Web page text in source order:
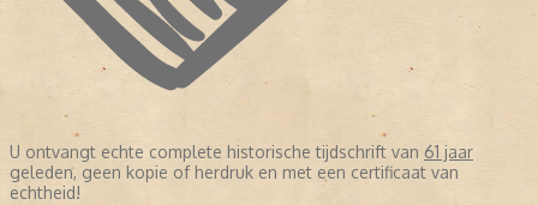
U ontvangt echte complete historische tijdschrift van 61 jaar
geleden, geen kopie of herdruk en met een certificaat van
echtheid!